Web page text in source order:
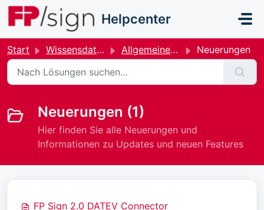
Zum hauptsächlichen Inhalt gehen
Helpcenter
Start Wissensdatenbank Allgemeine Hilfe und FAQ Neuerungen
Neuerungen (1)
Hier finden Sie alle Neuerungen und
Informationen zu Updates und neuen Features
FP Sign 2.0 DATEV Connector